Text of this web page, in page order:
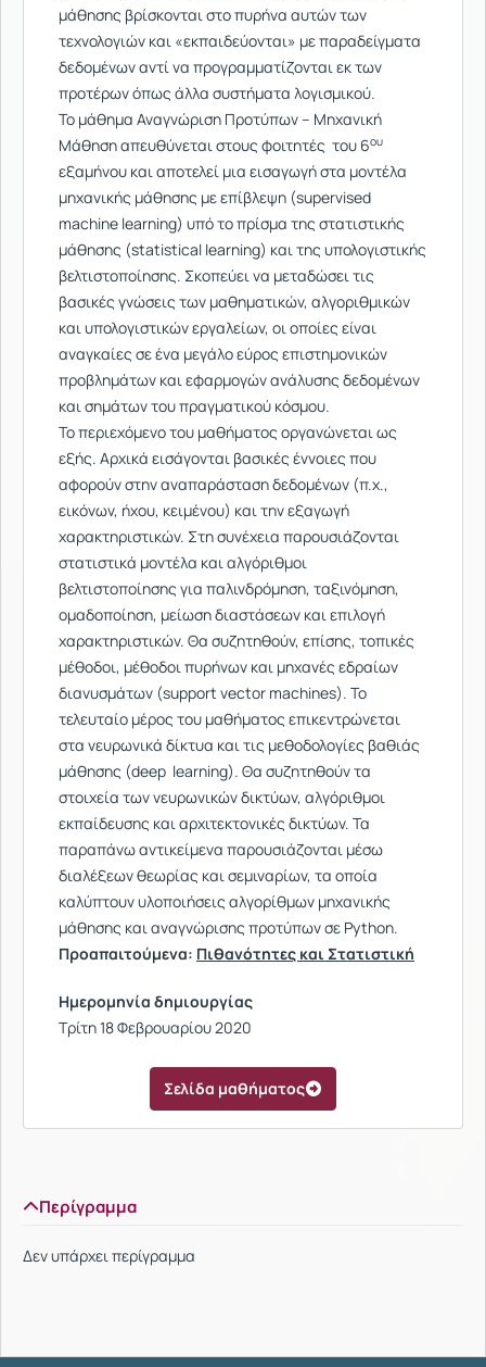
μάθησης βρίσκονται στο πυρήνα αυτών των
τεχνολογιών και «εκπαιδεύονται» με παραδείγματα
δεδομένων αντί να προγραμματίζονται εκ των
προτέρων όπως άλλα συστήματα λογισμικού.
Το μάθημα Αναγνώριση Προτύπων – Μηχανική
Μάθηση απευθύνεται στους φοιτητές του 6ου
εξαμήνου και αποτελεί μια εισαγωγή στα μοντέλα
μηχανικής μάθησης με επίβλεψη (supervised
machine learning) υπό το πρίσμα της στατιστικής
μάθησης (statistical learning) και της υπολογιστικής
βελτιστοποίησης. Σκοπεύει να μεταδώσει τις
βασικές γνώσεις των μαθηματικών, αλγοριθμικών
και υπολογιστικών εργαλείων, οι οποίες είναι
αναγκαίες σε ένα μεγάλο εύρος επιστημονικών
προβλημάτων και εφαρμογών ανάλυσης δεδομένων
και σημάτων του πραγματικού κόσμου.
Το περιεχόμενο του μαθήματος οργανώνεται ως
εξής. Αρχικά εισάγονται βασικές έννοιες που
αφορούν στην αναπαράσταση δεδομένων (π.χ.,
εικόνων, ήχου, κειμένου) και την εξαγωγή
χαρακτηριστικών. Στη συνέχεια παρουσιάζονται
στατιστικά μοντέλα και αλγόριθμοι
βελτιστοποίησης για παλινδρόμηση, ταξινόμηση,
ομαδοποίηση, μείωση διαστάσεων και επιλογή
χαρακτηριστικών. Θα συζητηθούν, επίσης, τοπικές
μέθοδοι, μέθοδοι πυρήνων και μηχανές εδραίων
διανυσμάτων (support vector machines). Το
τελευταίο μέρος του μαθήματος επικεντρώνεται
στα νευρωνικά δίκτυα και τις μεθοδολογίες βαθιάς
μάθησης (deep learning). Θα συζητηθούν τα
στοιχεία των νευρωνικών δικτύων, αλγόριθμοι
εκπαίδευσης και αρχιτεκτονικές δικτύων. Τα
παραπάνω αντικείμενα παρουσιάζονται μέσω
διαλέξεων θεωρίας και σεμιναρίων, τα οποία
καλύπτουν υλοποιήσεις αλγορίθμων μηχανικής
μάθησης και αναγνώρισης προτύπων σε Python.
Προαπαιτούμενα: Πιθανότητες και Στατιστική
Ημερομηνία δημιουργίας
Τρίτη 18 Φεβρουαρίου 2020
Σελίδα μαθήματος
Περίγραμμα
Δεν υπάρχει περίγραμμα